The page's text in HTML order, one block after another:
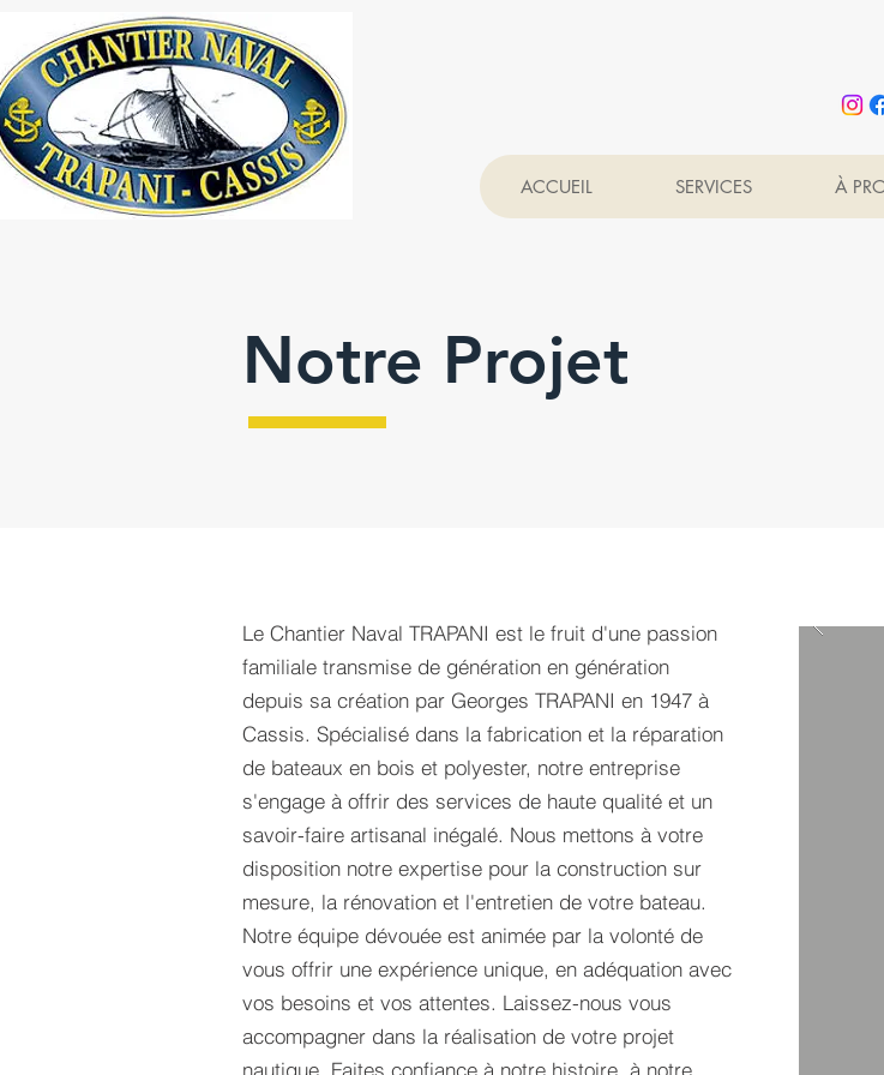
ACCUEIL SERVICES À
Notre Projet
Le Chantier Naval TRAPANI est le fruit d'une passion
familiale transmise de génération en génération
depuis sa création par Georges TRAPANI en 1947 à
Cassis. Spécialisé dans la fabrication et la réparation
de bateaux en bois et polyester, notre entreprise
s'engage à offrir des services de haute qualité et un
savoir-faire artisanal inégalé. Nous mettons à votre
disposition notre expertise pour la construction sur
mesure, la rénovation et l'entretien de votre bateau.
Notre équipe dévouée est animée par la volonté de
vous offrir une expérience unique, en adéquation avec
vos besoins et vos attentes. Laissez-nous vous
accompagner dans la réalisation de votre projet
nautique. Faites confiance à notre histoire, à notre